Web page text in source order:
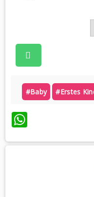
#baby #erstes
WhatsApp